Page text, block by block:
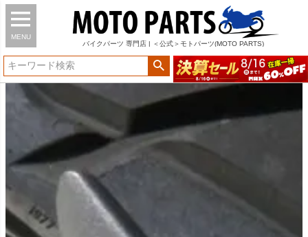
MENU
バイク パーツ 専門店 | ＜公式＞モトパーツ(MOTO PARTS)